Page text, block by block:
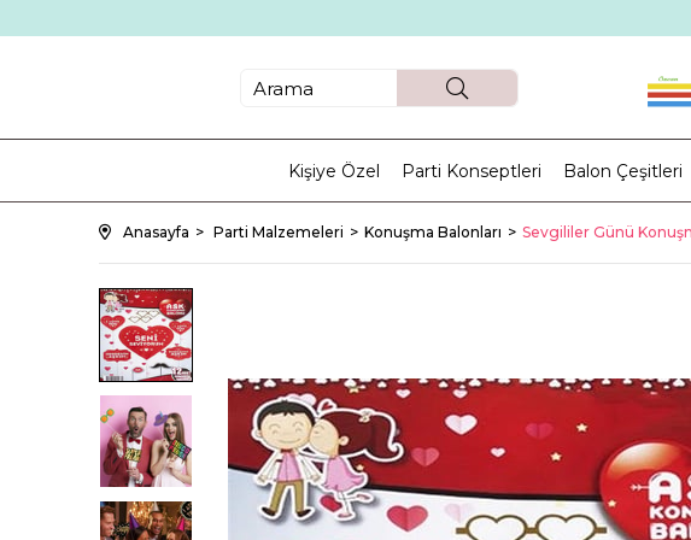
Kişiye Özel Parti Konseptleri Balon Çeşitleri
Anasayfa Parti Malzemeleri Konuşma Balonları Sevgililer Günü